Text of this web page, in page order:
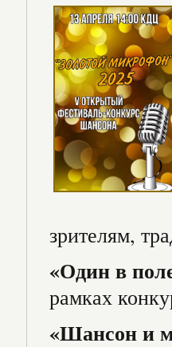
зрителям,
«Один в
рамках
«Шансон и